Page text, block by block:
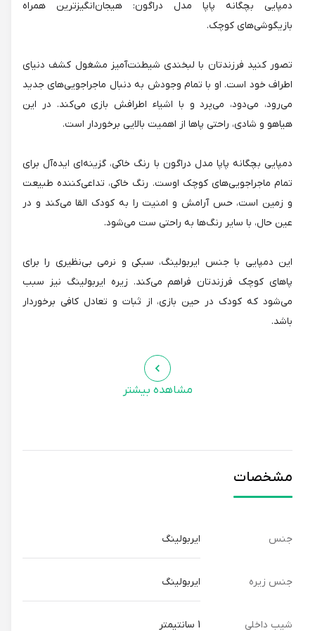
دمپایی بچگانه پاپا مدل دراگون: هیجان‌انگیزترین همراه
بازیگوشی‌های کوچک.
تصور کنید فرزندتان با لبخندی شیطنت‌آمیز مشغول کشف دنیای
اطراف خود است. او با تمام وجودش به دنبال ماجراجویی‌های جدید
می‌رود، می‌دود، می‌پرد و با اشیاء اطرافش بازی می‌کند. در این
هیاهو و شادی، راحتی پاها از اهمیت بالایی برخوردار است.
دمپایی بچگانه پاپا مدل دراگون با رنگ خاکی، گزینه‌ای ایده‌آل برای
تمام ماجراجویی‌های کوچک اوست. رنگ خاکی، تداعی‌کننده طبیعت
و زمین است، حس آرامش و امنیت را به کودک القا می‌کند و در
عین حال، با سایر رنگ‌ها به راحتی ست می‌شود.
این دمپایی با جنس ایربولینگ، سبکی و نرمی بی‌نظیری را برای
پاهای کوچک فرزندتان فراهم می‌کند. زیره ایربولینگ نیز سبب
می‌شود که کودک در حین بازی، از ثبات و تعادل کافی برخوردار
باشد.
ویژگی‌های منحصر به فرد دمپایی بچگانه پاپا مدل دراگون:
* ارتفاع پاشنه ۲.۵ سانتیمتر و شیب داخلی ۱ سانتیمتر: این طراحی
مناسب برای چه موقعیت‌هایی؟
دمپایی بچگانه پاپا مدل دراگون، انتخابی مناسب برای استفاده در
منزل، مهدکودک و سایر فضاهای بازی است.
مشاهده بیشتر
مشخصات
جنس ایربولینگ
جنس زیره ایربولینگ
شیب داخلی